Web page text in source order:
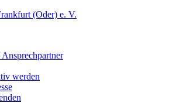
werden